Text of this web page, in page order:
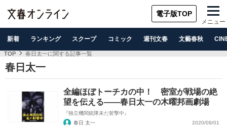
電子版TOP
メニュー
新着 ランキング スクープ コミック 週刊文春 文藝春秋
TOP 春日太一に関する記事一覧
春日太一
全編ほぼトーチカの中！ 密室が戦場の絶
望を伝える――春日太一の木曜邦画劇場
『独立機関銃隊未だ射撃中』
春日 太一
2020/09/01